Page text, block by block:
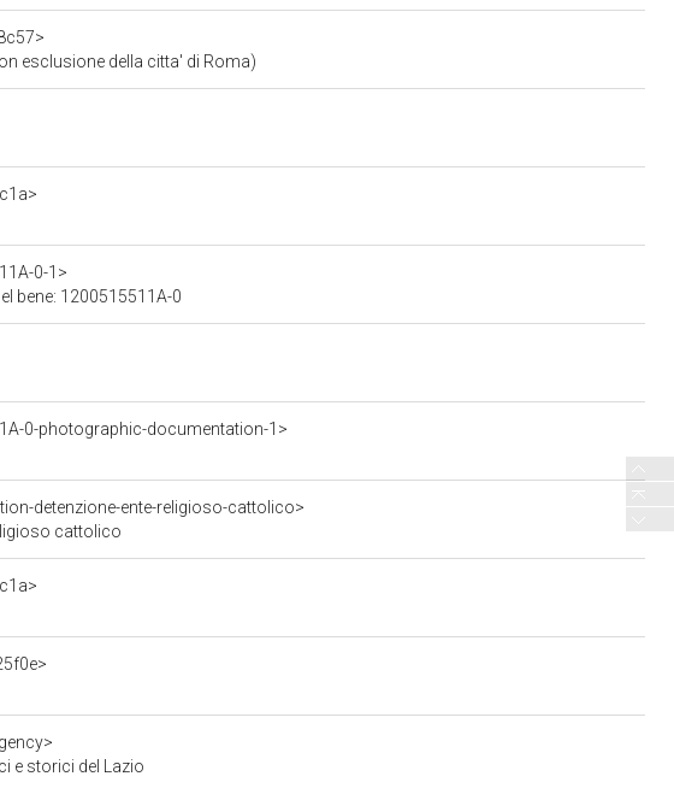
esclusione della citta' di Roma)
0-1>
bene: 1200515511A-0
0-photographic-documentation-1>
detenzione-ente-religioso-cattolico>
cattolico
e storici del Lazio